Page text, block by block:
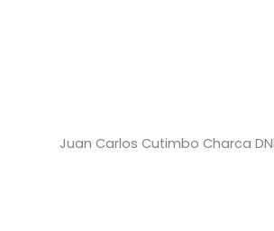
Juan Carlos Cutimbo Charca